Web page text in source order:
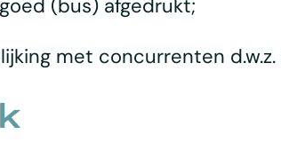
(bus) afgedrukt;
met concurrenten